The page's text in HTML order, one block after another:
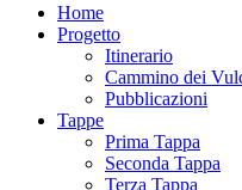
Home
Progetto
Itinerario
Cammino dei
Pubblicazioni
Tappe
Prima Tappa
Seconda Tappa
Terza Tappa